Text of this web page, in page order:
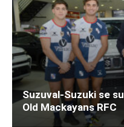
Suzuval-Suzuki se
Old Mackayans RFC